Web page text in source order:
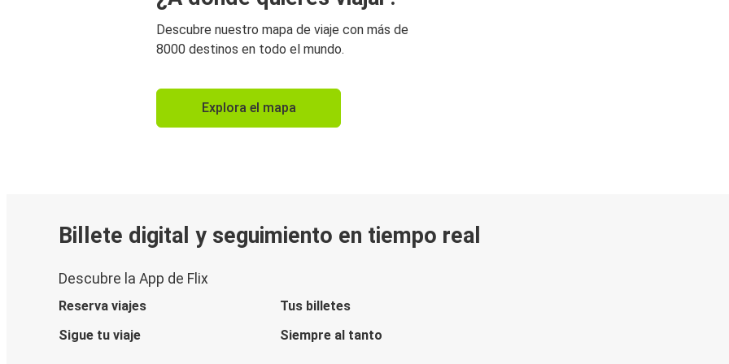
Descubre nuestro mapa de viaje con más de
8000 destinos en todo el mundo.
Explora el mapa
Billete digital y seguimiento en tiempo real
Descubre la App de Flix
Reserva viajes
Tus billetes
Sigue tu viaje
Siempre al tanto